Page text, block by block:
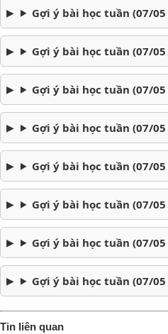
Gợi ý bài học tuần (07/05
Gợi ý bài học tuần (07/05
Gợi ý bài học tuần (07/05
Gợi ý bài học tuần (07/05
Gợi ý bài học tuần (07/05
Gợi ý bài học tuần (07/05
Gợi ý bài học tuần (07/05
Gợi ý bài học tuần (07/05
Tin liên quan